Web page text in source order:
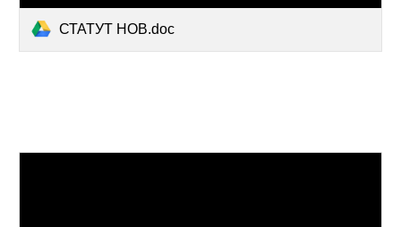
СТАТУТ НОВ.doc